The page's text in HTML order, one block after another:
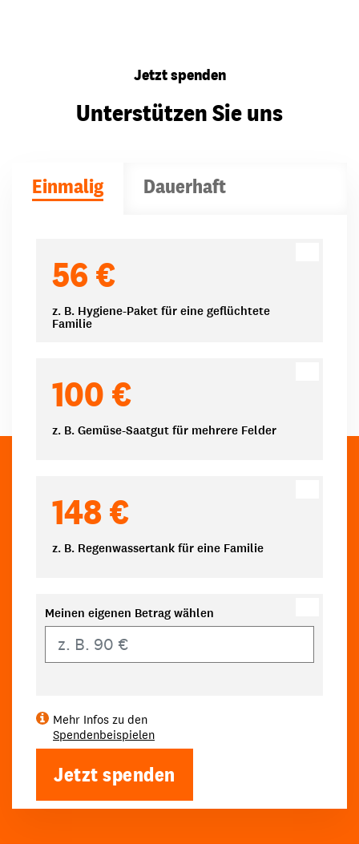
Jetzt spenden
Unterstützen Sie uns
Einmalig Dauerhaft
56 €
z. B. Hygiene-Paket für eine geflüchtete
Familie
100 €
z. B. Gemüse-Saatgut für mehrere Felder
148 €
z. B. Regenwassertank für eine Familie
Meinen eigenen Betrag wählen
Mehr Infos zu den
Spendenbeispielen
Jetzt spenden